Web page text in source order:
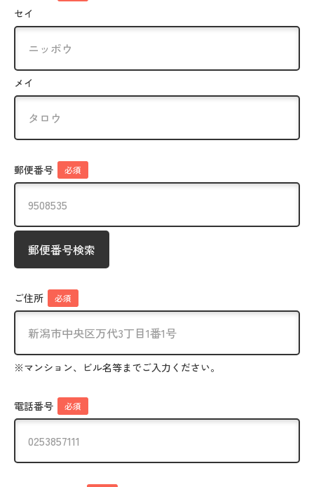
セイ
メイ
郵便番号 必須
郵便番号検索
ご住所 必須
※マンション、ビル名等までご入力ください。
電話番号 必須